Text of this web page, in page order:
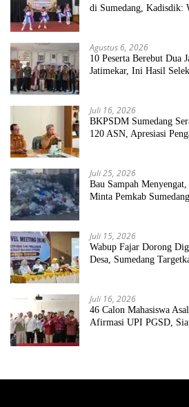
di Sumedang, Kadisdik:
Agustus 6, 2026
10 Peserta Berebut Dua
Jatimekar, Ini Hasil
Juli 16, 2026
BKPSDM Sumedang
120 ASN, Apresiasi
Juli 25, 2026
Bau Sampah Menyengat,
Minta Pemkab
Juli 15, 2026
Wabup Fajar Dorong
Desa, Sumedang
Juli 16, 2026
46 Calon Mahasiswa
Afirmasi UPI PGSD,